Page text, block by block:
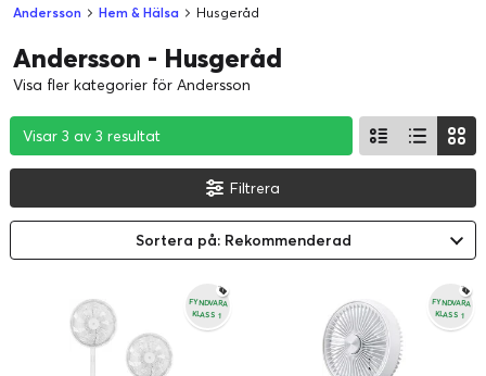
Andersson Hem & Hälsa Husgeråd
Andersson - Husgeråd
Visa fler kategorier för Andersson
Visar 3 av 3 resultat
Visar 3 av 3 resultat
Visar 3 av 3 resultat
Filtrera
Sortera på: Rekommenderad
FYNDVARA
KLASS 1
FYNDVARA
KLASS 1